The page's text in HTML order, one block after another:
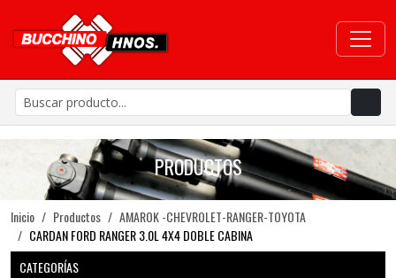
PRODUCTOS
Inicio Productos
AMAROK -CHEVROLET-RANGER-TOYOTA
CARDAN FORD RANGER 3.0L 4X4 DOBLE CABINA
CATEGORÍAS